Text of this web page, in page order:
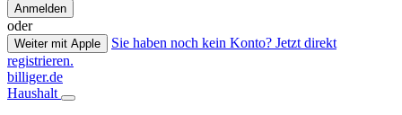
Anmelden
oder
Weiter mit Apple
Sie haben noch kein Konto? Jetzt direkt
registrieren.
billiger.de
Haushalt